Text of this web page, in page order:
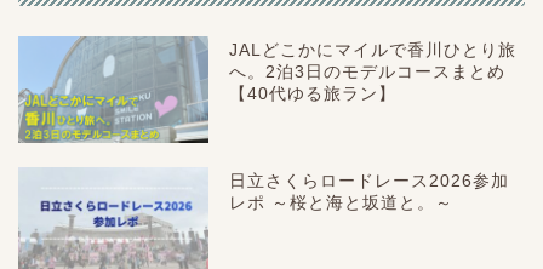
JALどこかにマイルで香川ひとり旅
へ。2泊3日のモデルコースまとめ
【40代ゆる旅ラン】
日立さくらロードレース2026参加
レポ ～桜と海と坂道と。～